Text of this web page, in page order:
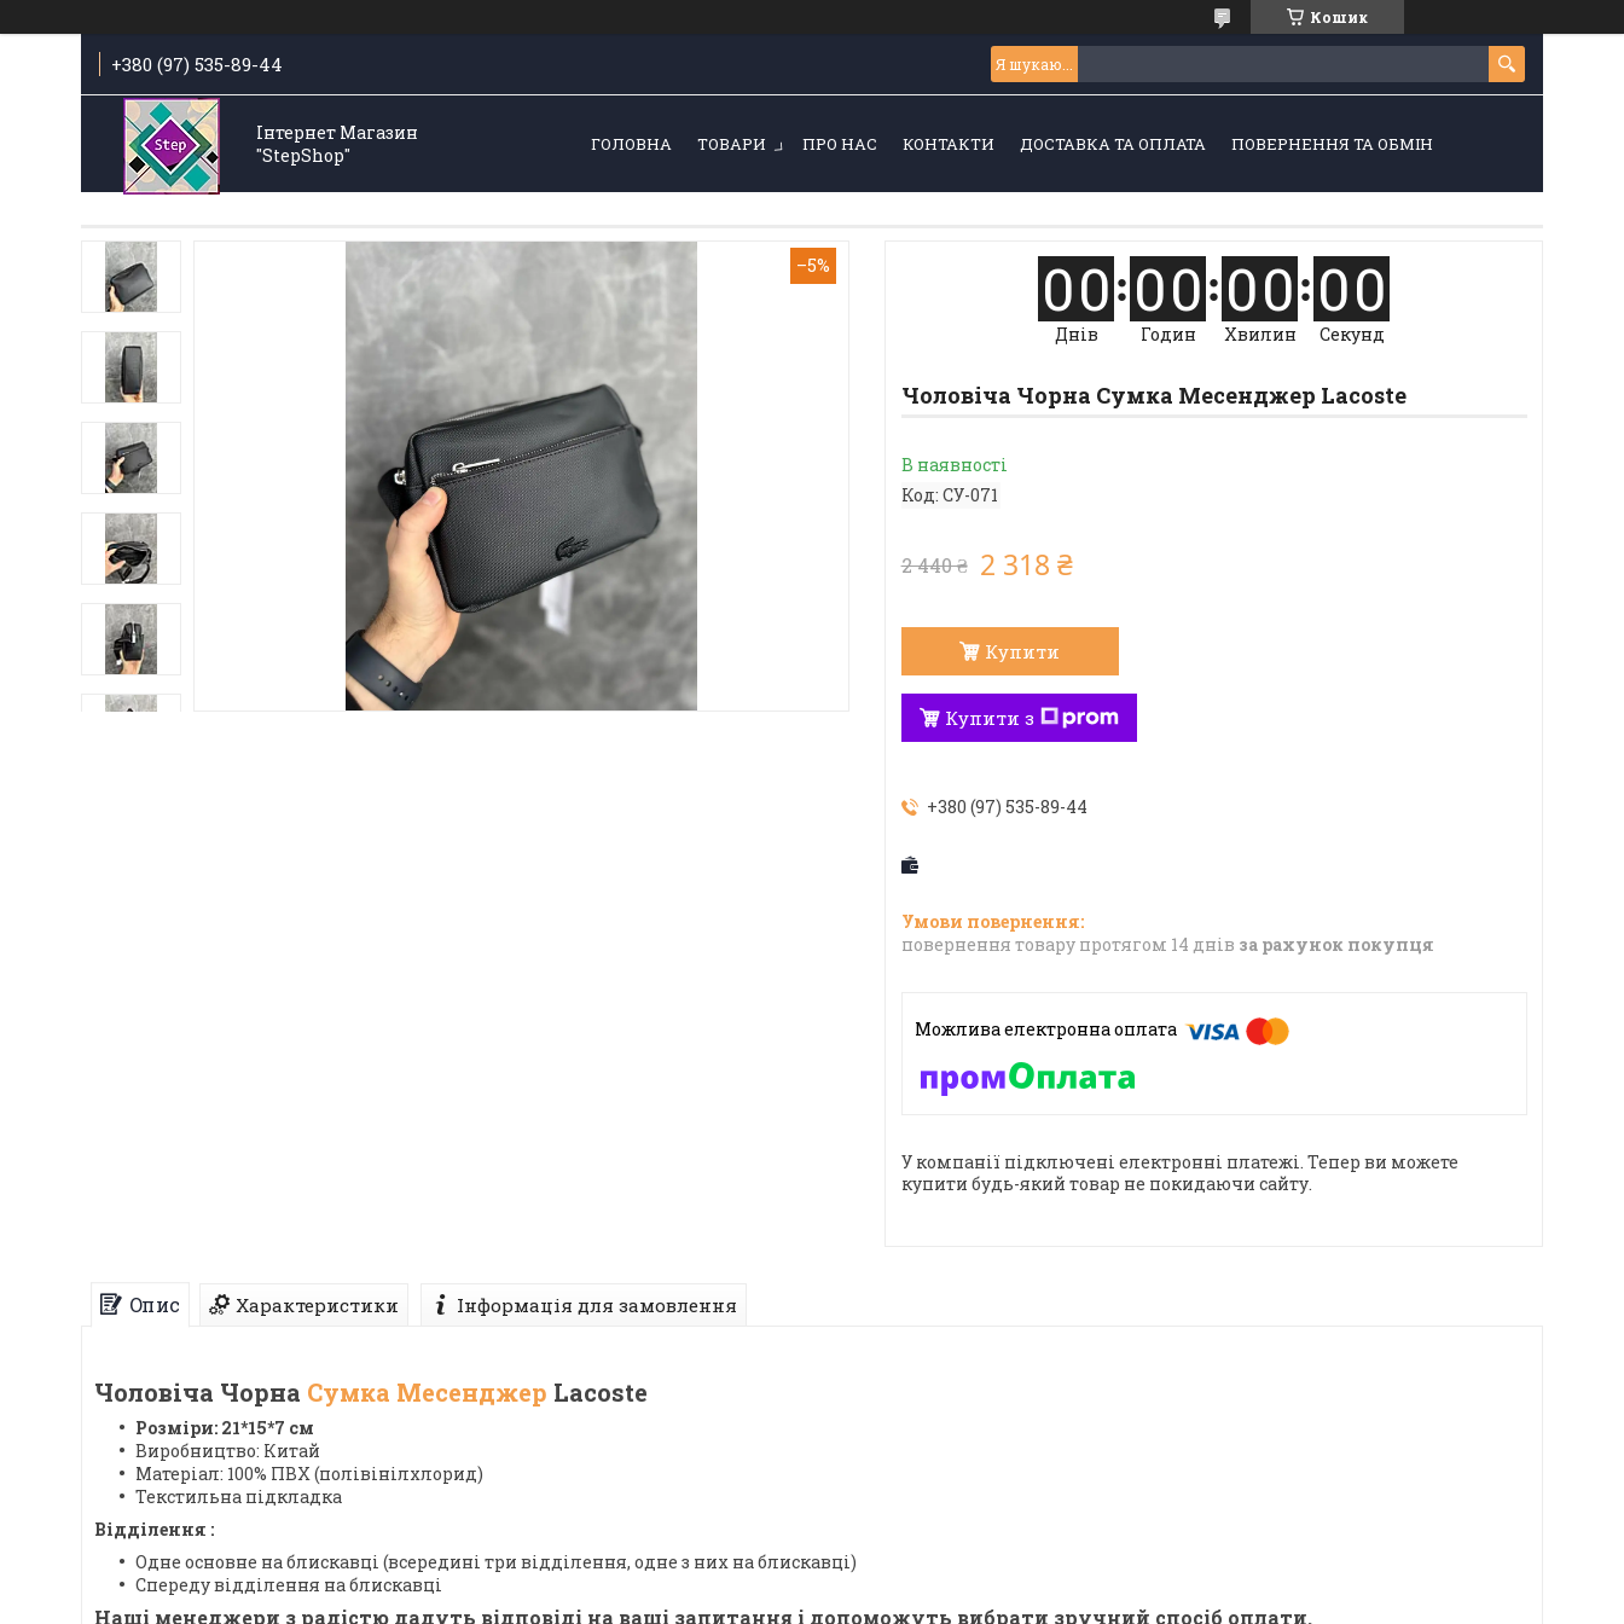
Кошик
+380 (97) 535-89-44
Інтернет Магазин
"StepShop"
ГОЛОВНА ТОВАРИ ПРО НАС КОНТАКТИ ДОСТАВКА ТА ОПЛАТА ПОВЕРНЕННЯ ТА ОБМІН
–5% 00
Днів
00
Годин
00
Хвилин
00
Секунд
Чоловіча Чорна Сумка Месенджер Lacoste
В наявності
Код: СУ-071
2 440 ₴ 2 318 ₴
Купити
Купити з
+380 (97) 535-89-44
повернення товару протягом 14 днів за рахунок покупця
У компанії підключені електронні платежі. Тепер ви можете
купити будь-який товар не покидаючи сайту.
Опис Характеристики Інформація для замовлення
Чоловіча Чорна Сумка Месенджер Lacoste
Розміри: 21*15*7 см
Виробництво: Китай
Матеріал: 100% ПВХ (полівінілхлорид)
Текстильна підкладка
Відділення :
Одне основне на блискавці (всередині три відділення, одне з них на блискавці)
Спереду відділення на блискавці
Наші менеджери з радістю дадуть відповіді на ваші запитання і допоможуть вибрати зручний спосіб оплати.